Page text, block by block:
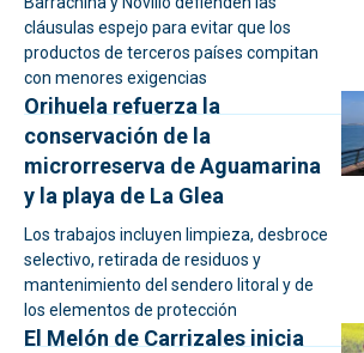
cláusulas espejo para evitar que los
productos de terceros países compitan
con menores exigencias
Orihuela refuerza la
conservación de la
microrreserva de Aguamarina
y la playa de La Glea
Los trabajos incluyen limpieza, desbroce
selectivo, retirada de residuos y
mantenimiento del sendero litoral y de
los elementos de protección
El Melón de Carrizales inicia